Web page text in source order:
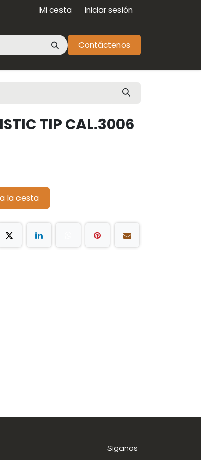
Mi cesta Iniciar sesión
Contáctenos
TIP CAL.3006
la cesta
Síganos